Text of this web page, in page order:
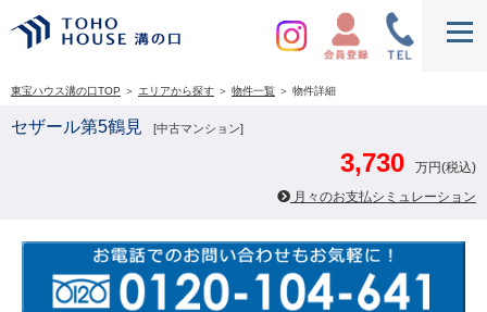
東宝ハウス溝の口TOP ＞ エリアから探す ＞ 物件一覧 ＞ 物件詳細
セザール第5鶴見 [中古マンション]
3,730
万円(税込)
月々のお支払シミュレーション